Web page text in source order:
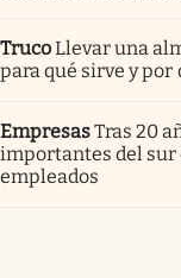
TrucoLlevar una
para qué sirve y
EmpresasTras 20
importantes del sur
empleados